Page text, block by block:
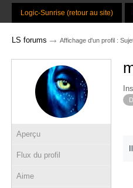
Logic-Sunrise (retour au site)
LS forums → Affichage d'un profil :
Aperçu
Flux du profil
Aime